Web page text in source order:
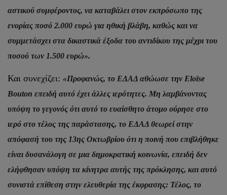
αστικού συμφέροντος, να καταβάλει στον εκπρόσωπο της
ενορίας ποσό 2.000 ευρώ για ηθική βλάβη, καθώς και να
συμμετάσχει στα δικαστικά έξοδα του αντιδίκου της μέχρι του
ποσού των 1.500 ευρώ».
Και συνεχίζει: «Προφανώς, το ΕΔΑΔ αθώωσε την Eloïse
Bouton επειδή αυτό έχει άλλες ιερότητες. Μη λαμβάνοντας
υπόψη το γεγονός ότι αυτό το ευαίσθητο άτομο ούρησε στο
ιερό στο τέλος της παράστασης, το ΕΔΑΔ θεωρεί στην
απόφασή του της 13ης Οκτωβρίου ότι η ποινή που επιβλήθηκε
είναι δυσανάλογη σε μια δημοκρατική κοινωνία, επειδή δεν
ελήφθησαν υπόψη τα κίνητρα αυτής της πρόκλησης, και αυτό
συνιστά επίθεση στην ελευθερία της έκφρασης: Τέλος, το